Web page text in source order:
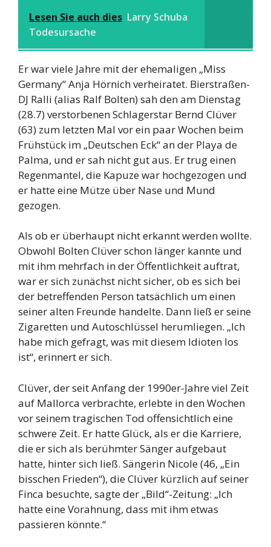
Lesen Sie auch dies Larry Schuba
Todesursache
Er war viele Jahre mit der ehemaligen „Miss
Germany“ Anja Hörnich verheiratet. Bierstraßen-
DJ Ralli (alias Ralf Bolten) sah den am Dienstag
(28.7) verstorbenen Schlagerstar Bernd Clüver
(63) zum letzten Mal vor ein paar Wochen beim
Frühstück im „Deutschen Eck“ an der Playa de
Palma, und er sah nicht gut aus. Er trug einen
Regenmantel, die Kapuze war hochgezogen und
er hatte eine Mütze über Nase und Mund
gezogen.
Als ob er überhaupt nicht erkannt werden wollte.
Obwohl Bolten Clüver schon länger kannte und
mit ihm mehrfach in der Öffentlichkeit auftrat,
war er sich zunächst nicht sicher, ob es sich bei
der betreffenden Person tatsächlich um einen
seiner alten Freunde handelte. Dann ließ er seine
Zigaretten und Autoschlüssel herumliegen. „Ich
habe mich gefragt, was mit diesem Idioten los
ist“, erinnert er sich.
Clüver, der seit Anfang der 1990er-Jahre viel Zeit
auf Mallorca verbrachte, erlebte in den Wochen
vor seinem tragischen Tod offensichtlich eine
schwere Zeit. Er hatte Glück, als er die Karriere,
die er sich als berühmter Sänger aufgebaut
hatte, hinter sich ließ. Sängerin Nicole (46, „Ein
bisschen Frieden“), die Clüver kürzlich auf seiner
Finca besuchte, sagte der „Bild“-Zeitung: „Ich
hatte eine Vorahnung, dass mit ihm etwas
passieren könnte.“